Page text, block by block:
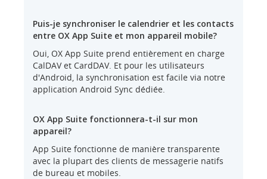
Puis-je synchroniser le calendrier et les contacts
entre OX App Suite et mon appareil mobile?
Oui, OX App Suite prend entièrement en charge
CalDAV et CardDAV. Et pour les utilisateurs
d'Android, la synchronisation est facile via notre
application Android Sync dédiée.
OX App Suite fonctionnera-t-il sur mon
appareil?
App Suite fonctionne de manière transparente
avec la plupart des clients de messagerie natifs
de bureau et mobiles.